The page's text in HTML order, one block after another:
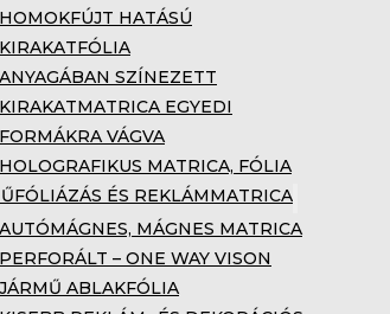
HOMOKFÚJT HATÁSÚ
KIRAKATFÓLIA
ANYAGÁBAN SZÍNEZETT
KIRAKATMATRICA EGYEDI
FORMÁKRA VÁGVA
HOLOGRAFIKUS MATRICA, FÓLIA
ÉS REKLÁMMATRICA
AUTÓMÁGNES, MÁGNES MATRICA
PERFORÁLT – ONE WAY VISON
JÁRMŰ ABLAKFÓLIA